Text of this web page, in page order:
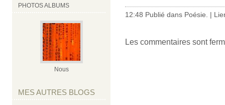
PHOTOS ALBUMS
Nous
MES AUTRES BLOGS
12:48 Publié dans Poésie. |
Les commentaires sont